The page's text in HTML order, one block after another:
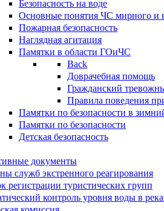
Безопасность на воде
Основные понятия ЧС мирного и
Пожарная безопасность
Наглядная агитация
Памятки в области ГОиЧС
Back
Доврачебная помощь
Гражданский
Правила поведения
Памятки по безопасности в
Памятки по безопасности
Детская безопасность
документы
служб экстренного реагирования
регистрации туристических групп
контроль уровня воды в